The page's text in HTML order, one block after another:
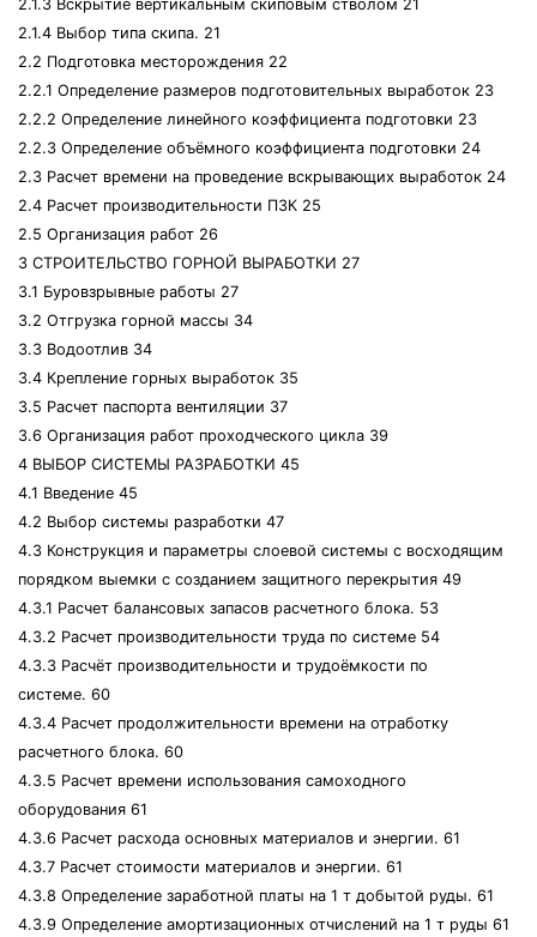
2.1.3 Вскрытие вертикальным скиповым стволом 21
2.1.4 Выбор типа скипа. 21
2.2 Подготовка месторождения 22
2.2.1 Определение размеров подготовительных выработок 23
2.2.2 Определение линейного коэффициента подготовки 23
2.2.3 Определение объёмного коэффициента подготовки 24
2.3 Расчет времени на проведение вскрывающих выработок 24
2.4 Расчет производительности ПЗК 25
2.5 Организация работ 26
3 СТРОИТЕЛЬСТВО ГОРНОЙ ВЫРАБОТКИ 27
3.1 Буровзрывные работы 27
3.2 Отгрузка горной массы 34
3.3 Водоотлив 34
3.4 Крепление горных выработок 35
3.5 Расчет паспорта вентиляции 37
3.6 Организация работ проходческого цикла 39
4 ВЫБОР СИСТЕМЫ РАЗРАБОТКИ 45
4.1 Введение 45
4.2 Выбор системы разработки 47
4.3 Конструкция и параметры слоевой системы с восходящим
порядком выемки с созданием защитного перекрытия 49
4.3.1 Расчет балансовых запасов расчетного блока. 53
4.3.2 Расчет производительности труда по системе 54
4.3.3 Расчёт производительности и трудоёмкости по
системе. 60
4.3.4 Расчет продолжительности времени на отработку
расчетного блока. 60
4.3.5 Расчет времени использования самоходного
оборудования 61
4.3.6 Расчет расхода основных материалов и энергии. 61
4.3.7 Расчет стоимости материалов и энергии. 61
4.3.8 Определение заработной платы на 1 т добытой руды. 61
4.3.9 Определение амортизационных отчислений на 1 т руды 61